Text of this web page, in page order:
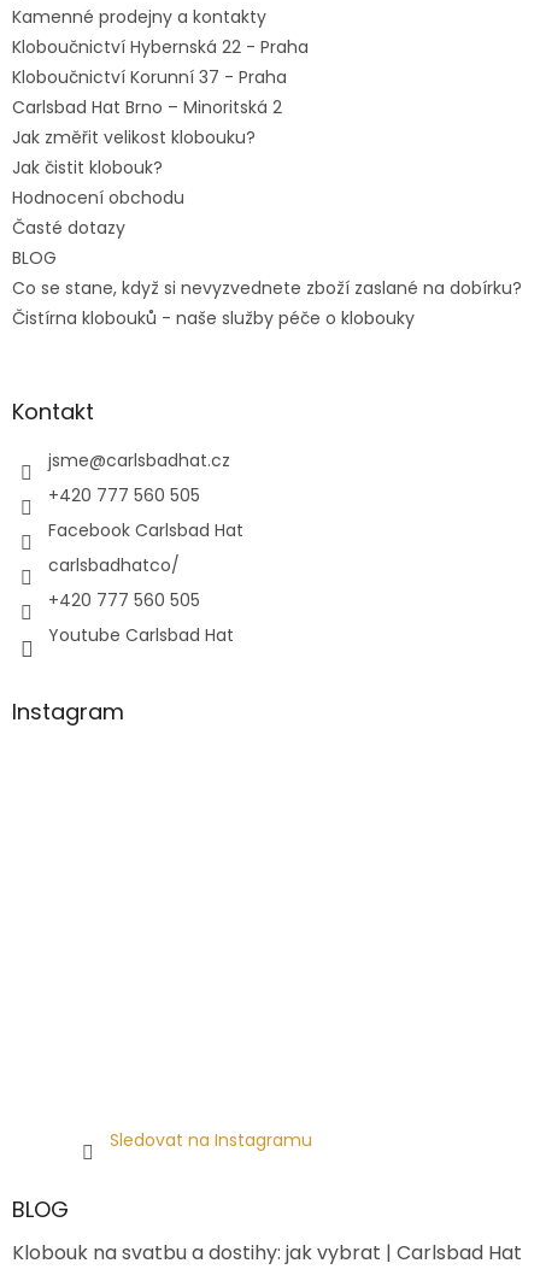
Kamenné prodejny a kontakty
Kloboučnictví Hybernská 22 - Praha
Kloboučnictví Korunní 37 - Praha
Carlsbad Hat Brno – Minoritská 2
Jak změřit velikost klobouku?
Jak čistit klobouk?
Hodnocení obchodu
Časté dotazy
BLOG
Co se stane, když si nevyzvednete zboží zaslané na dobírku?
Čistírna klobouků - naše služby péče o klobouky
Kontakt
jsme@carlsbadhat.cz
+420 777 560 505
Facebook Carlsbad Hat
carlsbadhatco/
+420 777 560 505
Youtube Carlsbad Hat
Instagram
Sledovat na Instagramu
BLOG
Klobouk na svatbu a dostihy: jak vybrat | Carlsbad Hat